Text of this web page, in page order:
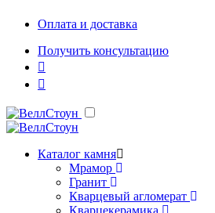
Оплата и доставка
Получить консультацию
Каталог камня
Мрамор
Гранит
Кварцевый агломерат
Кварцекерамика